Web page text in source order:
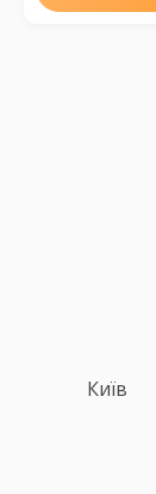
Київ